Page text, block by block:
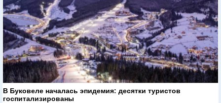
В Буковеле началась эпидемия: десятки туристов
госпитализированы